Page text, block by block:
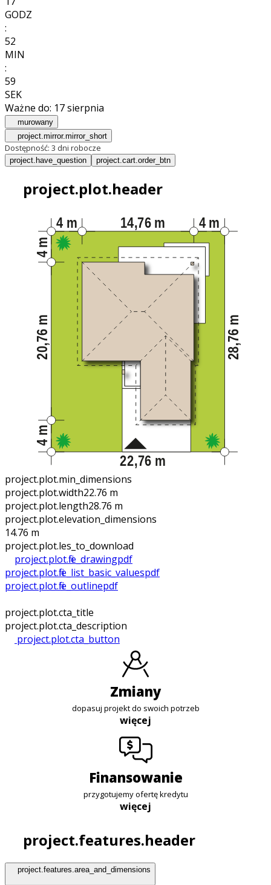
GODZ
:
52
MIN
:
57
SEK
Ważne do: 17 sierpnia
murowany
project.mirror.mirror_short
Dostępność: 3 dni robocze
project.have_question project.cart.order_btn
project.plot.header
project.plot.min_dimensions
project.plot.width22.76 m
project.plot.length28.76 m
project.plot.elevation_dimensions
14.76 m
project.plot.files_to_download
project.plot.file_drawingpdf
project.plot.file_list_basic_valuespdf
project.plot.file_outlinepdf
project.plot.cta_title
project.plot.cta_description
project.plot.cta_button
zmiany
dopasuj projekt do swoich potrzeb
więcej
finansowanie
przygotujemy ofertę kredytu
więcej
project.features.header
project.features.area_and_dimensions